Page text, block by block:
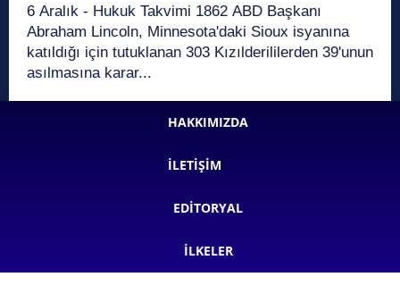
6 Aralık - Hukuk Takvimi 1862 ABD Başkanı
Abraham Lincoln, Minnesota'daki Sioux isyanına
katıldığı için tutuklanan 303 Kızılderililerden 39'unun
asılmasına karar...
HAKKIMIZDA
İLETIŞIM
EDITORYAL
İLKELER